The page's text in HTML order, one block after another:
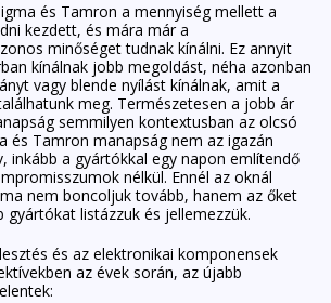
és Tamron a mennyiség mellett a
kezdett, és mára már a
minőséget tudnak kínálni. Ez annyit
kínálnak jobb megoldást, néha azonban
vagy blende nyílást kínálnak, amit a
meg. Természetesen a jobb ár
semmilyen kontextusban az olcsó
és Tamron manapság nem az igazán
inkább a gyártókkal egy napon említendő
nélkül. Ennél az oknál
nem boncoljuk tovább, hanem az őket
gyártókat listázzuk és jellemezzük.
és az elektronikai komponensek
az évek során, az újabb